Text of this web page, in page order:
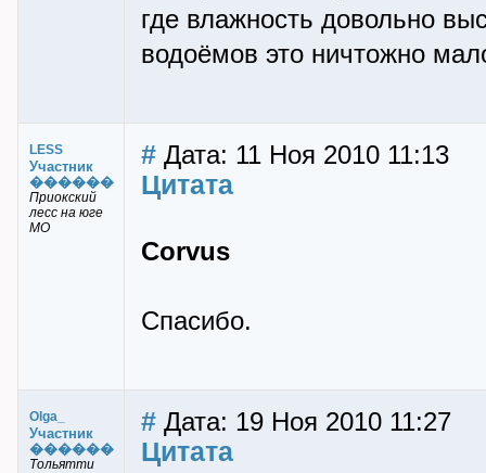
где влажность довольно
водоёмов это ничтожно
LESS
Участник
������
Приокский
лесс на юге
МО
# Дата: 11 Ноя 2010 11:13
Цитата
Corvus
Спасибо.
Olga_
Участник
������
Тольятти
# Дата: 19 Ноя 2010 11:27
Цитата